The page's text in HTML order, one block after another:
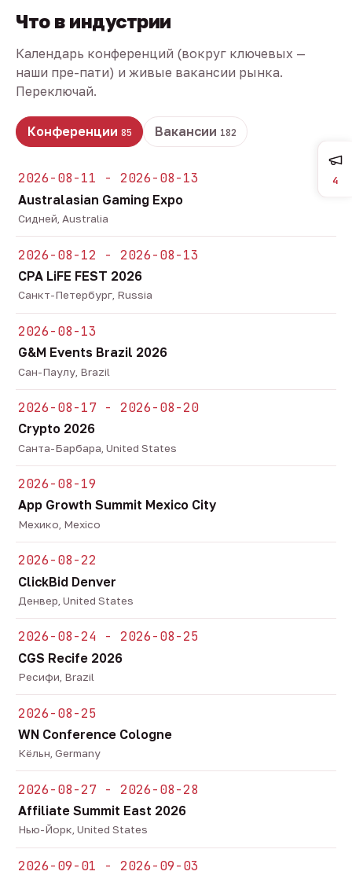
Что в индустрии
Календарь конференций (вокруг ключевых —
наши пре-пати) и живые вакансии рынка.
Переключай.
Конференции 85 Вакансии 182
2026-08-11 - 2026-08-13
Australasian Gaming Expo
Сидней, Australia
2026-08-12 - 2026-08-13
CPA LiFE FEST 2026
Санкт-Петербург, Russia
2026-08-13
G&M Events Brazil 2026
Сан-Паулу, Brazil
2026-08-17 - 2026-08-20
Crypto 2026
Санта-Барбара, United States
2026-08-19
App Growth Summit Mexico City
Мехико, Mexico
2026-08-22
ClickBid Denver
Денвер, United States
2026-08-24 - 2026-08-25
CGS Recife 2026
Ресифи, Brazil
2026-08-25
WN Conference Cologne
Кёльн, Germany
2026-08-27 - 2026-08-28
Affiliate Summit East 2026
Нью-Йорк, United States
2026-09-01 - 2026-09-03
4